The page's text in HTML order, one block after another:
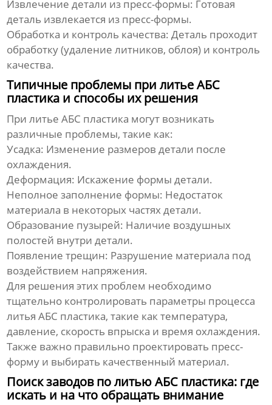
Извлечение детали из пресс-формы: Готовая
деталь извлекается из пресс-формы.
Обработка и контроль качества: Деталь проходит
обработку (удаление литников, облоя) и контроль
качества.
Типичные проблемы при литье АБС
пластика и способы их решения
Прилитье АБС пластика могут возникать
различные проблемы, такие как:
Усадка: Изменение размеров детали после
охлаждения.
Деформация: Искажение формы детали.
Неполное заполнение формы: Недостаток
материала в некоторых частях детали.
Образование пузырей: Наличие воздушных
полостей внутри детали.
Появление трещин: Разрушение материала под
воздействием напряжения.
Для решения этих проблем необходимо
тщательно контролировать параметры процесса
литья АБС пластика, такие как температура,
давление, скорость впрыска и время охлаждения.
Также важно правильно проектировать пресс-
форму и выбирать качественный материал.
Поиск заводов по литью АБС пластика: где
искать и на что обращать внимание